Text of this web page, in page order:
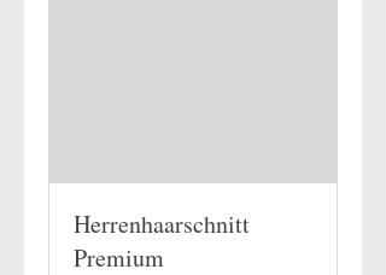
Herrenhaarschnitt
Premium